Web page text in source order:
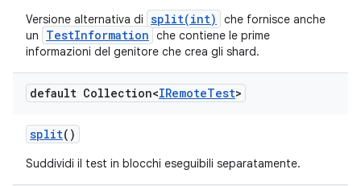
Versione alternativa di split(int)
che fornisce anche
un
TestInformation che contiene le prime
informazioni del genitore che crea gli shard.
default Collection<IRemoteTest>
split()
Suddividi il test in blocchi eseguibili separatamente.